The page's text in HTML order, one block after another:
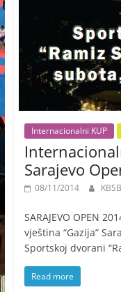
Internacionalni KUP
Sarajevo
08/11/2014
SARAJEVO OPEN
vještina “Gazija”
Sportskoj dvorani
Read more